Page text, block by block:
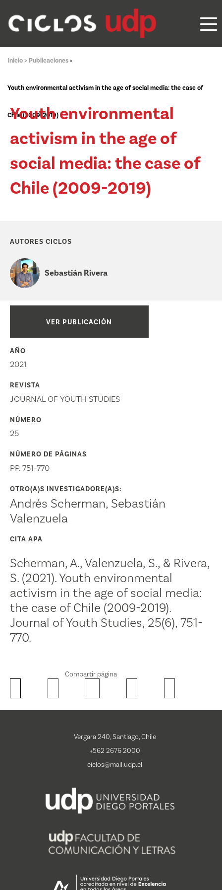
Inicio > Publicaciones >
Youth environmental activism in the age of social media: the case of
Chile (2009-2019)
Youth environmental
activism in the age of
social media: the case of
Chile (2009-2019)
AUTORES CICLOS
Sebastián Rivera
VER PUBLICACIÓN
AÑO
2021
REVISTA
JOURNAL OF YOUTH STUDIES
NÚMERO
25
NÚMERO DE PÁGINAS
PP. 751-770
OTRO(A)S INVESTIGADORE(A)S:
Andrés Scherman, Sebastián
Valenzuela
CITA APA
Scherman, A., Valenzuela, S., & Rivera,
S. (2021). Youth environmental
activism in the age of social media:
the case of Chile (2009-2019).
Journal of Youth Studies, 25(6), 751-
770.
Compartir página
Vergara 240, Santiago, Chile
+562 2676 2000
ciclos@mail.udp.cl